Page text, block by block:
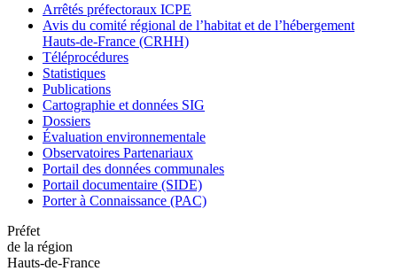
Arrêtés préfectoraux ICPE
Avis du comité régional de l’habitat et de l’hébergement
Hauts-de-France (CRHH)
Téléprocédures
Statistiques
Publications
Cartographie et données SIG
Dossiers
Évaluation environnementale
Observatoires Partenariaux
Portail des données communales
Portail documentaire (SIDE)
Porter à Connaissance (PAC)
Préfet
de la région
Hauts-de-France